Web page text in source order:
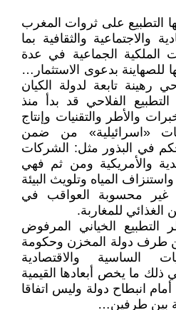
التطبيع على ثروات المغرب
والاجتماعية والثقافية بما
الملكية الجماعية في عدة
للصهاينة بدعوى الاستثمار…
رهينة تابعة لدولة الكيان
الفلاحي قد بدأ منذ
والأطر والتقنيات وإنتاج
«اسرائيلية» من ضمن
في البذور مثل: الشركات
والأمريكية ومن ثم فهي
المياه وتلويث البيئة
غير محسوبة العواقب في
الغذائي للمغاربة.
التطبيع الخياني المرفوض
طرف دولة المخزن وحكومة
الساسية والاقتصادية
ذلك ما يخص أبعادها القيمية
أمام انبطاح دولة وليس اتفاقا
بين طرفين…